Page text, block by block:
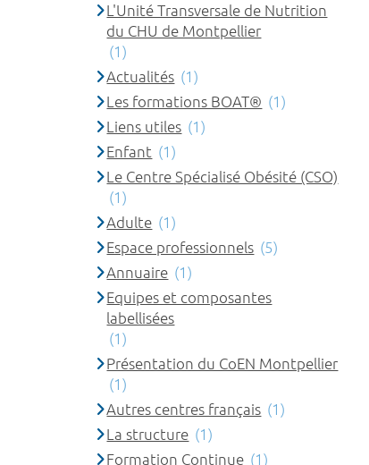
L'Unité Transversale de Nutrition
du CHU de Montpellier
(1)
Actualités (1)
Les formations BOAT® (1)
Liens utiles (1)
Enfant (1)
Le Centre Spécialisé Obésité (CSO)
(1)
Adulte (1)
Espace professionnels (5)
Annuaire (1)
Equipes et composantes
labellisées
(1)
Présentation du CoEN Montpellier
(1)
Autres centres français (1)
La structure (1)
Formation Continue (1)